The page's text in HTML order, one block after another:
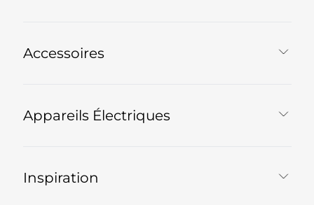
Accessoires
Appareils Électriques
Inspiration